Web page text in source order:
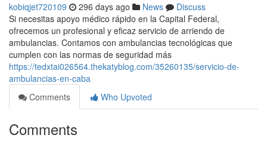
kobiqjet720109 296 days ago News
Discuss
Si necesitas apoyo médico rápido en la Capital Federal,
ofrecemos un profesional y eficaz servicio de arriendo de
ambulancias. Contamos con ambulancias tecnológicas que
cumplen con las normas de seguridad más
https://tedxtai026564.thekatyblog.com/35260135/servicio-de-
ambulancias-en-caba
Comments
Who Upvoted
Comments